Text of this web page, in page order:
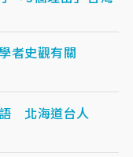
者史觀有關
北海道台人